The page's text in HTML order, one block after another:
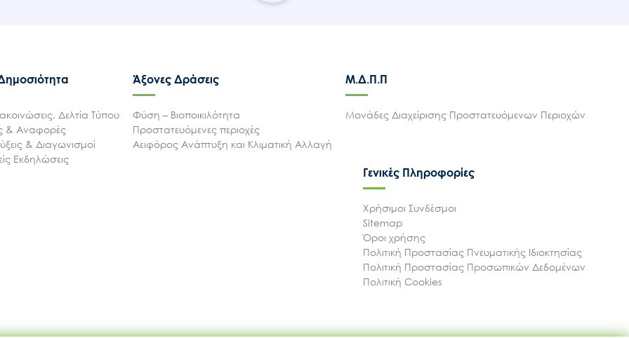
Δελτία Τύπου
& Αναφορές
& Διαγωνισμοί
Εκδηλώσεις
Άξονες Δράσεις
Φύση – Βιοποικιλότητα
Προστατευόμενες περιοχές
Αειφόρος Ανάπτυξη και Κλιματική Αλλαγή
Μ.Δ.Π.Π
Μονάδες Διαχείρισης Προστατευόμενων Περιοχών
Γενικές Πληροφορίες
Χρήσιμοι Συνδέσμοι
Sitemap
Όροι χρήσης
Πολιτική Προστασίας Πνευματικής Ιδιοκτησίας
Πολιτική Προστασίας Προσωπικών Δεδομένων
Πολιτική Cookies